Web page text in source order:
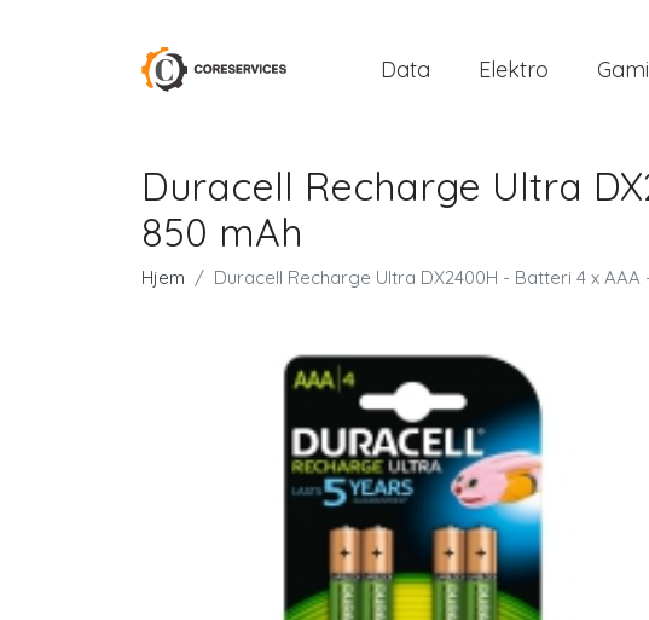
Data Elektro
Duracell Recharge Ultra
850 mAh
Hjem Duracell Recharge Ultra DX2400H - Batteri 4 x